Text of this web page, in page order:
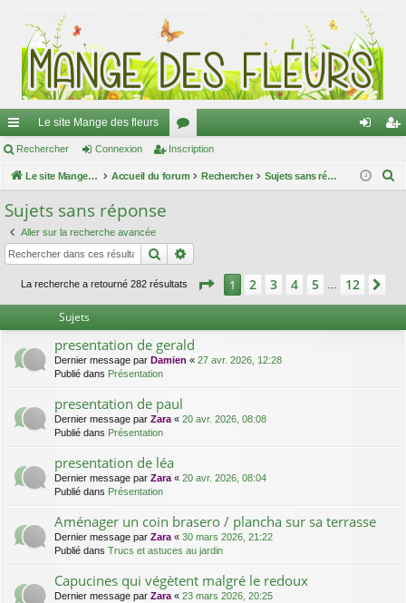
ac
co
ur
ci
s
Le site Mange des fleurs
or
u ne cri
Rechercher Connexion Inscription
Le site Mange des fleurs Accueil du forum Rechercher Sujets sans réponse
Sujets sans réponse
Aller sur la recherche avancée
Rechercher
La recherche a retourné 282 résultats Page 1sur 12
1 2 3 4 5 12
Sujets
presentation de gerald
Dernier message par Damien « 27 avr. 2026, 12:28
Publié dans Présentation
presentation de paul
Dernier message par Zara « 20 avr. 2026, 08:08
Publié dans Présentation
presentation de léa
Dernier message par Zara « 20 avr. 2026, 08:04
Publié dans Présentation
Aménager un coin brasero / plancha sur sa terrasse
Dernier message par Zara « 30 mars 2026, 21:22
Publié dans Trucs et astuces au jardin
Capucines qui végètent malgré le redoux
Dernier message par Zara « 23 mars 2026, 20:25